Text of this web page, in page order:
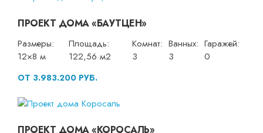
ПРОЕКТ ДОМА «БАУТЦЕН»
Размеры:
12×8 м
Площадь:
122,56 м2
Комнат:
3
Ванных:
3
Гаражей:
0
ОТ 3.983.200 РУБ.
ПРОЕКТ ДОМА «КОРОСАЛЬ»